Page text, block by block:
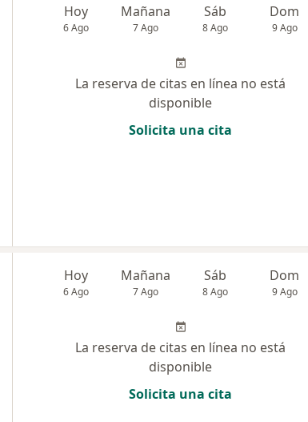
Hoy
6 Ago
Mañana
7 Ago
Sáb
8 Ago
Dom
9 Ago
La reserva de citas en línea no está
disponible
Solicita una cita
Hoy
6 Ago
Mañana
7 Ago
Sáb
8 Ago
Dom
9 Ago
La reserva de citas en línea no está
disponible
Solicita una cita